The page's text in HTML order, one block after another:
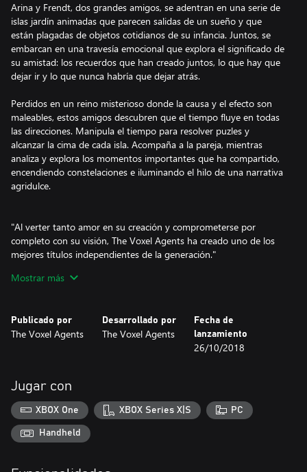
Arina y Frendt, dos grandes amigos, se adentran en una serie de
islas jardín animadas que parecen salidas de un sueño y que
están plagadas de objetos cotidianos de su infancia. Juntos, se
embarcan en una travesía emocional que explora el significado de
su amistad: los recuerdos que han creado juntos, lo que hay que
dejar ir y lo que nunca habría que dejar atrás.
Perdidos en un reino misterioso donde la causa y el efecto son
maleables, estos amigos descubren que el tiempo fluye en todas
las direcciones. Manipula el tiempo para resolver puzles y
alcanzar la cima de cada isla. Acompaña a la pareja, mientras
analiza y explora los momentos importantes que ha compartido,
encendiendo constelaciones e iluminando el hilo de una narrativa
agridulce.
"Al verter tanto amor en su creación y comprometerse por
completo con su visión, The Voxel Agents ha creado uno de los
mejores títulos independientes de la generación."
las mejores narraciones visuales. Es un juego al que no le he
conseguido ver ningún defecto y que espero olvidar pronto para
poder volverlo a jugar sin ideas, prejuicios… como si de la primera
propio mundo en mi memoria, ojalá. No os lo puedo recomendar
más. Jugadlo.”
Mostrar más
Publicado por
The Voxel Agents
Desarrollado por
The Voxel Agents
Fecha de
lanzamiento
26/10/2018
Jugar con
XBOX One XBOX Series X|S PC
Handheld